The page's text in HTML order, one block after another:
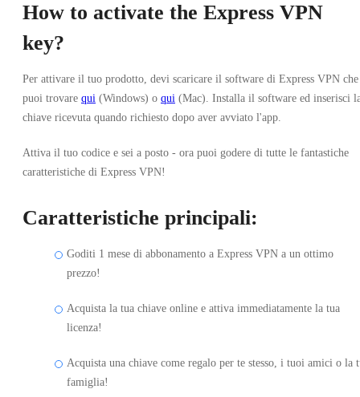
How to activate the Express VPN
key?
Per attivare il tuo prodotto, devi scaricare il software di Express VPN che
puoi trovare qui (Windows) o qui (Mac). Installa il software ed inserisci
chiave ricevuta quando richiesto dopo aver avviato l'app.
Attiva il tuo codice e sei a posto - ora puoi godere di tutte le fantastiche
caratteristiche di Express VPN!
Caratteristiche principali:
Goditi 1 mese di abbonamento a Express VPN a un ottimo
prezzo!
Acquista la tua chiave online e attiva immediatamente la tua
licenza!
Acquista una chiave come regalo per te stesso, i tuoi amici o la
famiglia!